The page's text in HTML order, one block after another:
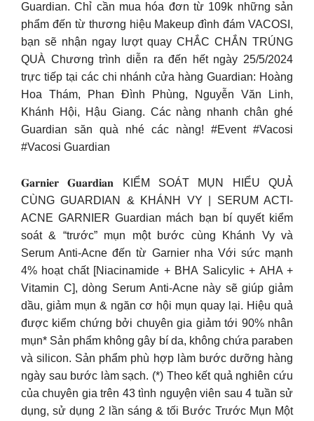
Guardian. Chỉ cần mua hóa đơn từ 109k những sản
phẩm đến từ thương hiệu Makeup đình đám VACOSI,
bạn sẽ nhận ngay lượt quay CHẮC CHẮN TRÚNG
QUÀ Chương trình diễn ra đến hết ngày 25/5/2024
trực tiếp tại các chi nhánh cửa hàng Guardian: Hoàng
Hoa Thám, Phan Đình Phùng, Nguyễn Văn Linh,
Khánh Hội, Hậu Giang. Các nàng nhanh chân ghé
Guardian săn quà nhé các nàng! #Event #Vacosi
#Vacosi Guardian
𝐆𝐚𝐫𝐧𝐢𝐞𝐫 𝐆𝐮𝐚𝐫𝐝𝐢𝐚𝐧 KIỂM SOÁT MỤN HIỂU QUẢ
CÙNG GUARDIAN & KHÁNH VY | SERUM ACTI-
ACNE GARNIER Guardian mách bạn bí quyết kiểm
soát & “trước” mụn một bước cùng Khánh Vy và
Serum Anti-Acne đến từ Garnier nha Với sức mạnh
4% hoạt chất [Niacinamide + BHA Salicylic + AHA +
Vitamin C], dòng Serum Anti-Acne này sẽ giúp giảm
dầu, giảm mụn & ngăn cơ hội mụn quay lại. Hiệu quả
được kiểm chứng bởi chuyên gia giảm tới 90% nhân
mụn* Sản phẩm không gây bí da, không chứa paraben
và silicon. Sản phẩm phù hợp làm bước dưỡng hàng
ngày sau bước làm sạch. (*) Theo kết quả nghiên cứu
của chuyên gia trên 43 tình nguyện viên sau 4 tuần sử
dụng, sử dụng 2 lần sáng & tối Bước Trước Mụn Một